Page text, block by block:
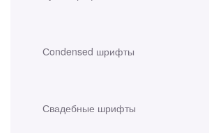
Сondensed шрифты
Свадебные шрифты